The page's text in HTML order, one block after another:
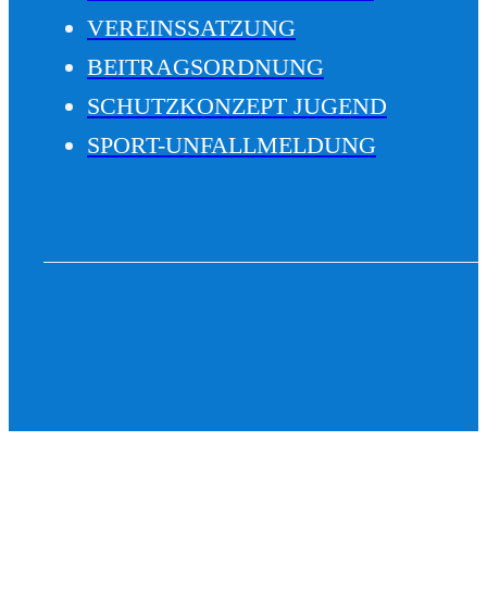
VEREINSSATZUNG
BEITRAGSORDNUNG
SCHUTZKONZEPT JUGEND
SPORT-UNFALLMELDUNG